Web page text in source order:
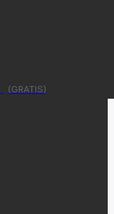
(GRATIS)